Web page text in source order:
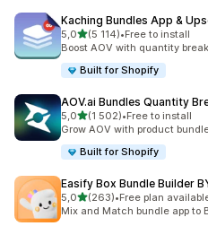
Kaching Bundles App &
5,0/ 5 tähteä
(5 114)
5114 arvostelua yhteensä
•Free to install
Boost AOV with quantity
Built for Shopify
AOV.ai Bundles Quantity
5,0/ 5 tähteä
(1 502)
1502 arvostelua yhteensä
•Free to install
Grow AOV with product
Built for Shopify
Easify Box Bundle Builder
5,0/ 5 tähteä
(263)
263 arvostelua yhteensä
•Free plan
Mix and Match bundle app to